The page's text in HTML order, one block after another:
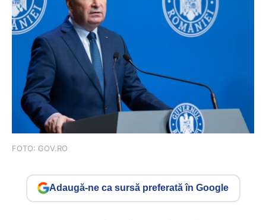
FOTO: GOV.RO
Adaugă-ne ca sursă preferată în Google